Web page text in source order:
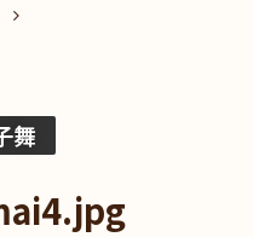
舞